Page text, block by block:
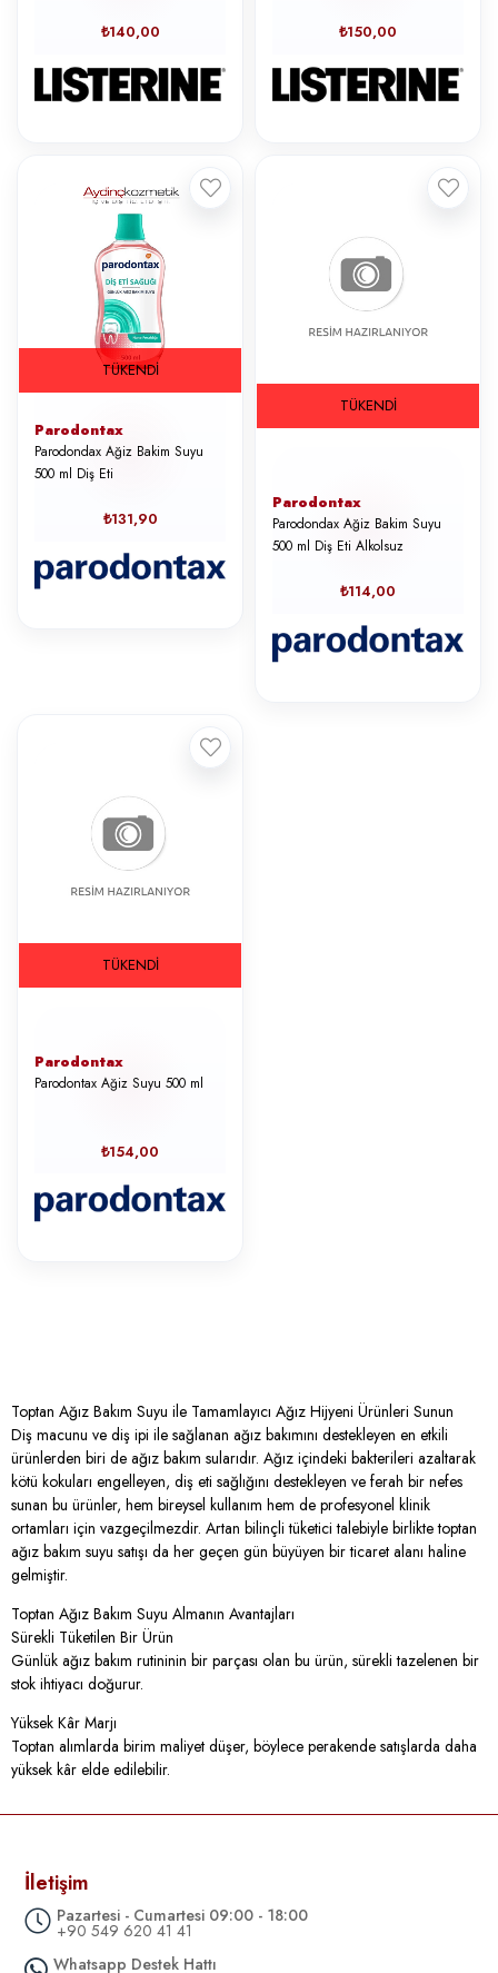
₺140,00 ₺150,00
TÜKENDI
Parodontax
Parodondax Ağiz Bakim Suyu
500 ml Diş Eti
₺131,90
TÜKENDI
Parodontax
Parodondax Ağiz Bakim Suyu
500 ml Diş Eti Alkolsuz
₺114,00
TÜKENDI
Parodontax
Parodontax Ağiz Suyu 500 ml
₺154,00
Toptan Ağız Bakım Suyu ile Tamamlayıcı Ağız Hijyeni Ürünleri Sunun
Diş macunu ve diş ipi ile sağlanan ağız bakımını destekleyen en etkili
ürünlerden biri de ağız bakım sularıdır. Ağız içindeki bakterileri azaltarak
kötü kokuları engelleyen, diş eti sağlığını destekleyen ve ferah bir nefes
sunan bu ürünler, hem bireysel kullanım hem de profesyonel klinik
ortamları için vazgeçilmezdir. Artan bilinçli tüketici talebiyle birlikte toptan
ağız bakım suyu satışı da her geçen gün büyüyen bir ticaret alanı haline
gelmiştir.
Toptan Ağız Bakım Suyu Almanın Avantajları
Sürekli Tüketilen Bir Ürün
Günlük ağız bakım rutininin bir parçası olan bu ürün, sürekli tazelenen bir
stok ihtiyacı doğurur.
Yüksek Kâr Marjı
Toptan alımlarda birim maliyet düşer, böylece perakende satışlarda daha
yüksek kâr elde edilebilir.
Ürün Çeşitliliği
Kurumsal Kullanım Alanları
Diş klinikleri, bakım evleri, oteller gibi kurumsal müşterilere yönelik büyük
hacimli satışlar yapılabilir.
İletişim
Pazartesi - Cumartesi 09:00 - 18:00
+90 549 620 41 41
Whatsapp Destek Hattı